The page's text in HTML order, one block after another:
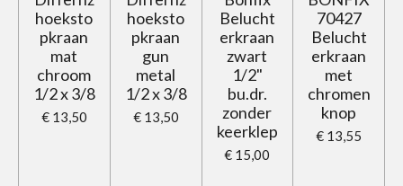
hoeksto
pkraan
mat
chroom
1/2 x 3/8
€ 13,50
hoeksto
pkraan
gun
metal
1/2 x 3/8
€ 13,50
Belucht
erkraan
zwart
1/2"
bu.dr.
zonder
keerklep
€ 15,00
70427
Belucht
erkraan
met
chromen
knop
€ 13,55